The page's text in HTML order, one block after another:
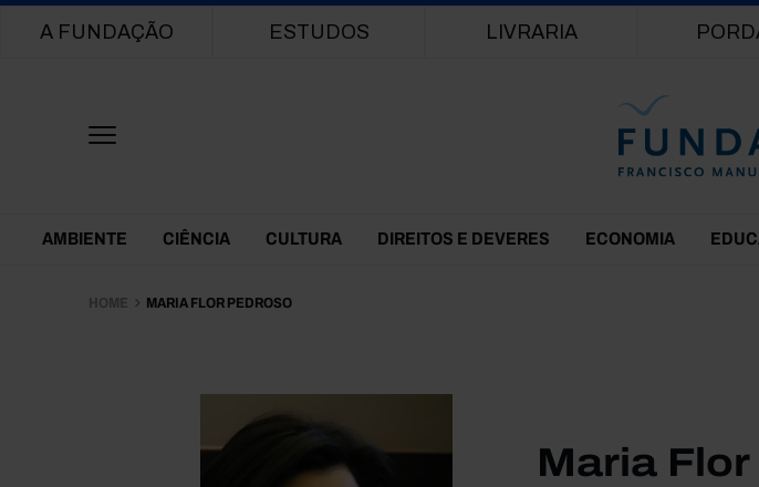
Main navigation
A FUNDAÇÃO ESTUDOS LIVRARIA
Themes Menu
AMBIENTE CIÊNCIA CULTURA DIREITOS E DEVERES ECONOMIA
HOME MARIA FLOR PEDROSO
Maria